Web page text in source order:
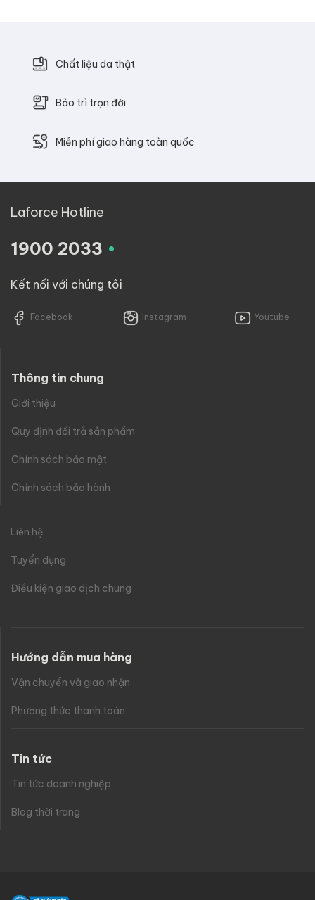
Chất liệu da thật
Bảo trì trọn đời
Miễn phí giao hàng toàn quốc
Laforce Hotline
1900 2033 .
Kết nối với chúng tôi
Facebook Instagram Youtube
Thông tin chung
Giới thiệu
Quy định đổi trả sản phẩm
Chính sách bảo mật
Chính sách bảo hành
Liên hệ
Tuyển dụng
Điều kiện giao dịch chung
Hướng dẫn mua hàng
Vận chuyển và giao nhận
Phương thức thanh toán
Tin tức
Tin tức doanh nghiệp
Blog thời trang